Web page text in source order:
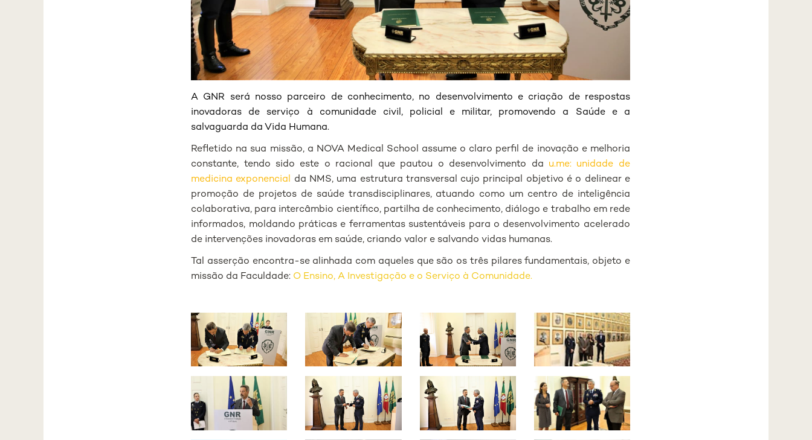
A GNR será nosso parceiro de conhecimento, no desenvolvimento e criação de respostas
inovadoras de serviço à comunidade civil, policial e militar, promovendo a Saúde e a
salvaguarda da Vida Humana.
Refletido na sua missão, a NOVA Medical School assume o claro perfil de inovação e melhoria
constante, tendo sido este o racional que pautou o desenvolvimento da u.me: unidade de
medicina exponencial da NMS, uma estrutura transversal cujo principal objetivo é o delinear e
promoção de projetos de saúde transdisciplinares, atuando como um centro de inteligência
colaborativa, para intercâmbio científico, partilha de conhecimento, diálogo e trabalho em rede
informados, moldando práticas e ferramentas sustentáveis para o desenvolvimento acelerado
de intervenções inovadoras em saúde, criando valor e salvando vidas humanas.
Tal asserção encontra-se alinhada com aqueles que são os três pilares fundamentais, objeto e
missão da Faculdade: O Ensino, A Investigação e o Serviço à Comunidade.